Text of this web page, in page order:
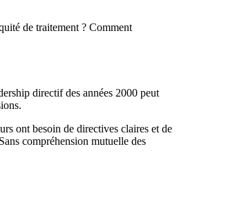
de traitement ? Comment
directif des années 2000 peut
ont besoin de directives claires et de
compréhension mutuelle des